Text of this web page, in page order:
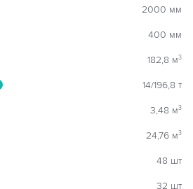
2000 мм
400 мм
182,8 м3
14/196,8 т
3,48 м3
24,76 м3
48 шт
32 шт